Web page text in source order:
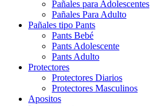
Pañales para Adolescentes
Pañales Para Adulto
Pañales tipo Pants
Pants Bebé
Pants Adolescente
Pants Adulto
Protectores
Protectores Diarios
Protectores Masculinos
Apositos